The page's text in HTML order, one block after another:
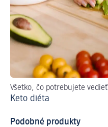
Všetko, čo potrebujete vedieť
Keto diéta
Podobné produkty